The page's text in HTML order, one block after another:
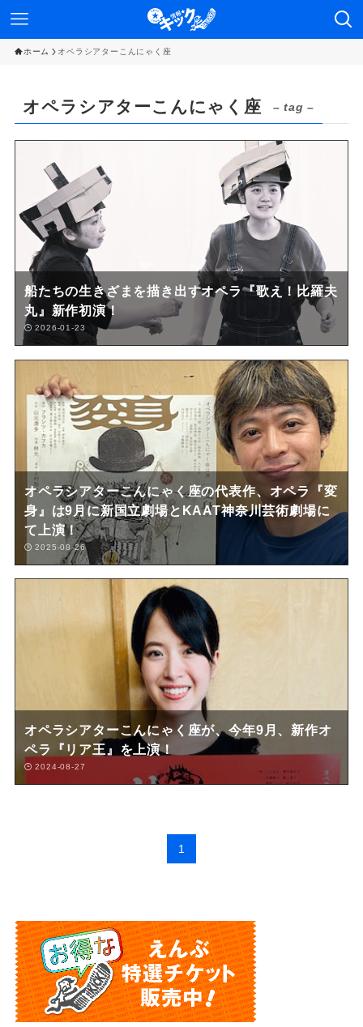
ホーム オペラシアターこんにゃく座
オペラシアターこんにゃく座 – tag –
船たちの生きざまを描き出すオペラ『歌え！比羅夫
丸』新作初演！
2026-01-23
オペラシアターこんにゃく座の代表作、オペラ『変
身』は9月に新国立劇場とKAAT神奈川芸術劇場に
て上演！
2025-08-26
オペラシアターこんにゃく座が、今年9月、新作オ
ペラ『リア王』を上演！
2024-08-27
1